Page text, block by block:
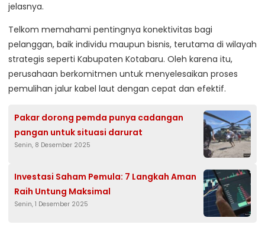
jelasnya.
Telkom memahami pentingnya konektivitas bagi
pelanggan, baik individu maupun bisnis, terutama di wilayah
strategis seperti Kabupaten Kotabaru. Oleh karena itu,
perusahaan berkomitmen untuk menyelesaikan proses
pemulihan jalur kabel laut dengan cepat dan efektif.
Pakar dorong pemda punya cadangan
pangan untuk situasi darurat
Senin, 8 Desember 2025
Investasi Saham Pemula: 7 Langkah Aman
Raih Untung Maksimal
Senin, 1 Desember 2025